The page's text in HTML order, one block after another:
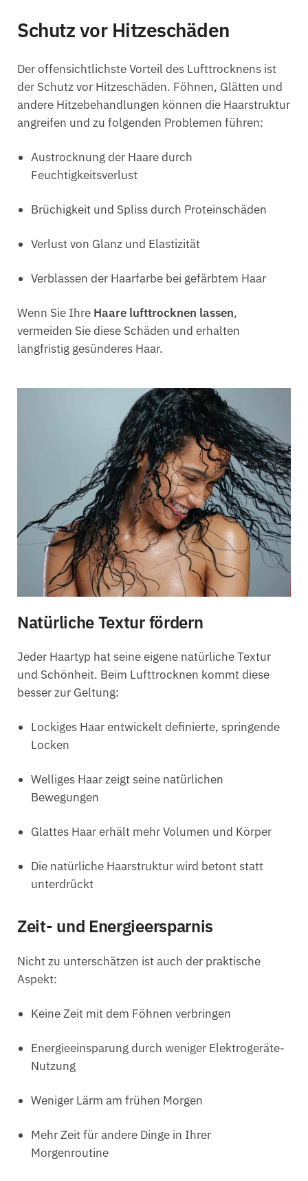
Schutz vor Hitzeschäden
Der offensichtlichste Vorteil des Lufttrocknens ist
der Schutz vor Hitzeschäden. Föhnen, Glätten und
andere Hitzebehandlungen können die Haarstruktur
angreifen und zu folgenden Problemen führen:
Austrocknung der Haare durch
Feuchtigkeitsverlust
Brüchigkeit und Spliss durch Proteinschäden
Verlust von Glanz und Elastizität
Verblassen der Haarfarbe bei gefärbtem Haar
Wenn Sie Ihre Haare lufttrocknen lassen,
vermeiden Sie diese Schäden und erhalten
langfristig gesünderes Haar.
Natürliche Textur fördern
Jeder Haartyp hat seine eigene natürliche Textur
und Schönheit. Beim Lufttrocknen kommt diese
besser zur Geltung:
Lockiges Haar entwickelt definierte, springende
Locken
Welliges Haar zeigt seine natürlichen
Bewegungen
Glattes Haar erhält mehr Volumen und Körper
Die natürliche Haarstruktur wird betont statt
unterdrückt
Zeit- und Energieersparnis
Nicht zu unterschätzen ist auch der praktische
Aspekt:
Keine Zeit mit dem Föhnen verbringen
Energieeinsparung durch weniger Elektrogeräte-
Nutzung
Weniger Lärm am frühen Morgen
Mehr Zeit für andere Dinge in Ihrer
Morgenroutine